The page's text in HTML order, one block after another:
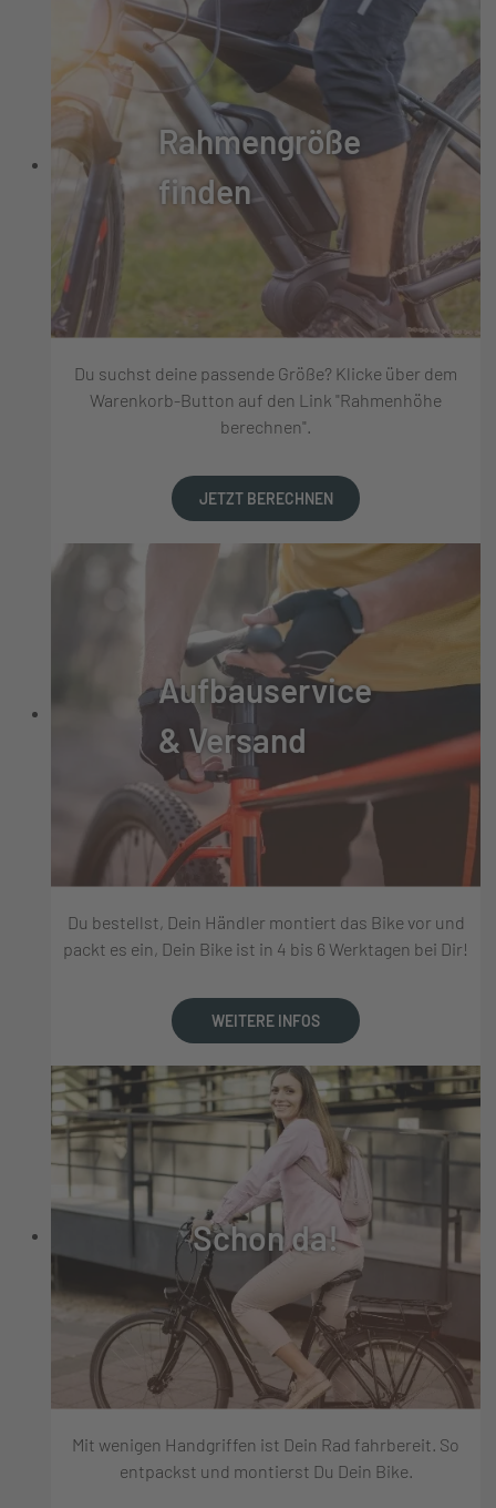
Rahmengröße
finden
Du suchst deine passende Größe? Klicke über dem
Warenkorb-Button auf den Link "Rahmenhöhe
berechnen".
JETZT BERECHNEN
Aufbauservice
& Versand
Du bestellst, Dein Händler montiert das Bike vor und
packt es ein, Dein Bike ist in 4 bis 6 Werktagen bei Dir!
WEITERE INFOS
Schon da!
Mit wenigen Handgriffen ist Dein Rad fahrbereit. So
entpackst und montierst Du Dein Bike.